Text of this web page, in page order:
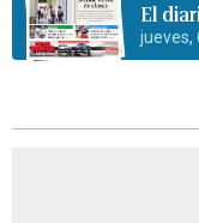
El
jueves,